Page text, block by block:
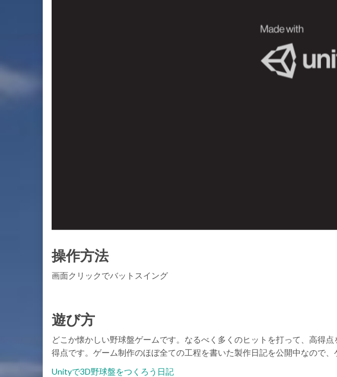
操作方法
画面クリックでバットスイング
遊び方
どこか懐かしい野球盤ゲームです。なるべく多くのヒットを打って、高得
得点です。ゲーム制作のほぼ全ての工程を書いた製作日記を公開中なので、
Unityで3D野球盤をつくろう日記